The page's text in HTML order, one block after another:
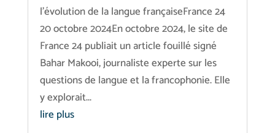
l'évolution de la langue françaiseFrance 24
20 octobre 2024En octobre 2024, le site de
France 24 publiait un article fouillé signé
Bahar Makooi, journaliste experte sur les
questions de langue et la francophonie. Elle
y explorait...
lire plus